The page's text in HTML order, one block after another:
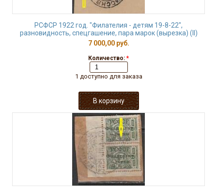
РСФСР 1922 год. "Филателия - детям 19-8-22",
разновидность, спецгашение, пара марок (вырезка) (II)
7 000,00 руб.
Количество: *
1 доступно для заказа